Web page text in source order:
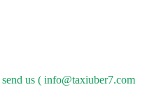
send us ( info@taxiuber7.com